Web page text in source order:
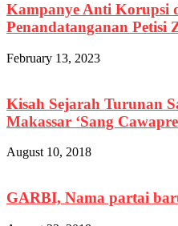
Kampanye Anti Korupsi
Penandatanganan Petisi
February 13, 2023
Kisah Sejarah Turunan
Makassar ‘Sang
August 10, 2018
GARBI, Nama partai